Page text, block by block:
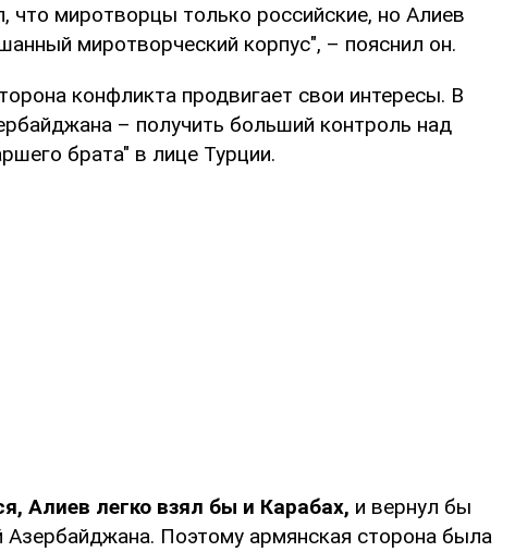
что миротворцы только российские, но Алиев
миротворческий корпус", – пояснил он.
конфликта продвигает свои интересы. В
– получить больший контроль над
брата" в лице Турции.
Алиев легко взял бы и Карабах, и вернул бы
Азербайджана. Поэтому армянская сторона была